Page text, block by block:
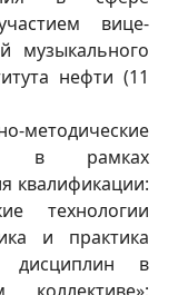
вице-
музыкального
нефти (11
в рамках
квалификации:
технологии
и практика
дисциплин в